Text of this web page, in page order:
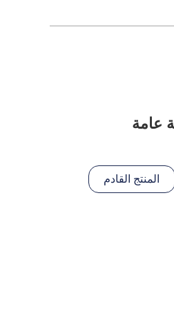
المنتج القادم